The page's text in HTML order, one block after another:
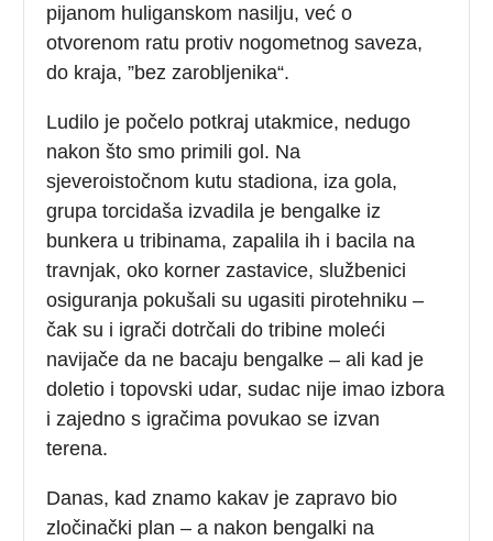
pijanom huliganskom nasilju, već o
otvorenom ratu protiv nogometnog saveza,
do kraja, ”bez zarobljenika“.
Ludilo je počelo potkraj utakmice, nedugo
nakon što smo primili gol. Na
sjeveroistočnom kutu stadiona, iza gola,
grupa torcidaša izvadila je bengalke iz
bunkera u tribinama, zapalila ih i bacila na
travnjak, oko korner zastavice, službenici
osiguranja pokušali su ugasiti pirotehniku –
čak su i igrači dotrčali do tribine moleći
navijače da ne bacaju bengalke – ali kad je
doletio i topovski udar, sudac nije imao izbora
i zajedno s igračima povukao se izvan
terena.
Danas, kad znamo kakav je zapravo bio
zločinački plan – a nakon bengalki na